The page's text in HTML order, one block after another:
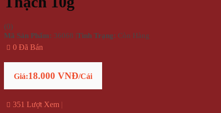
(0)
Mã Sản Phẩm: 36068 |Tình Trạng: Còn Hàng
0 Đã Bán
Giá:18.000 VNĐ/Cái
351 Lượt Xem